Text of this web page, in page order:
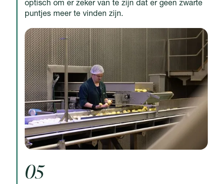
optisch om er zeker van te zijn dat er geen zwarte
puntjes meer te vinden zijn.
05